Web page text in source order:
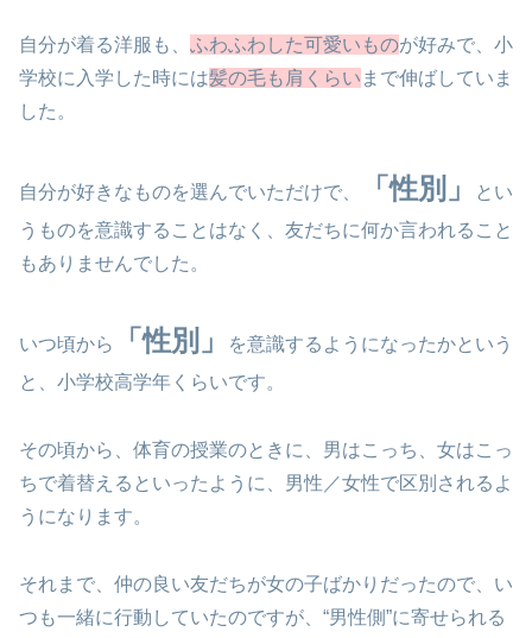
自分が着る洋服も、 ふわふわした可愛いものが好みで、小
学校に入学した時には髪の毛も肩くらい まで伸ばしていま
した。
自分が好きなものを選んでいただけで、 「性別」
とい
うものを意識することはなく、友だちに何か言われること
もありませんでした。
いつ頃から 「性別」
を意識するようになったかという
と、小学校高学年くらいです。
その頃から、体育の授業のときに、男はこっち、女はこっ
ちで着替えるといったように、男性／女性で区別されるよ
うになります。
それまで、仲の良い友だちが女の子ばかりだったので、い
つも一緒に行動していたのですが、“男性側”に寄せられる